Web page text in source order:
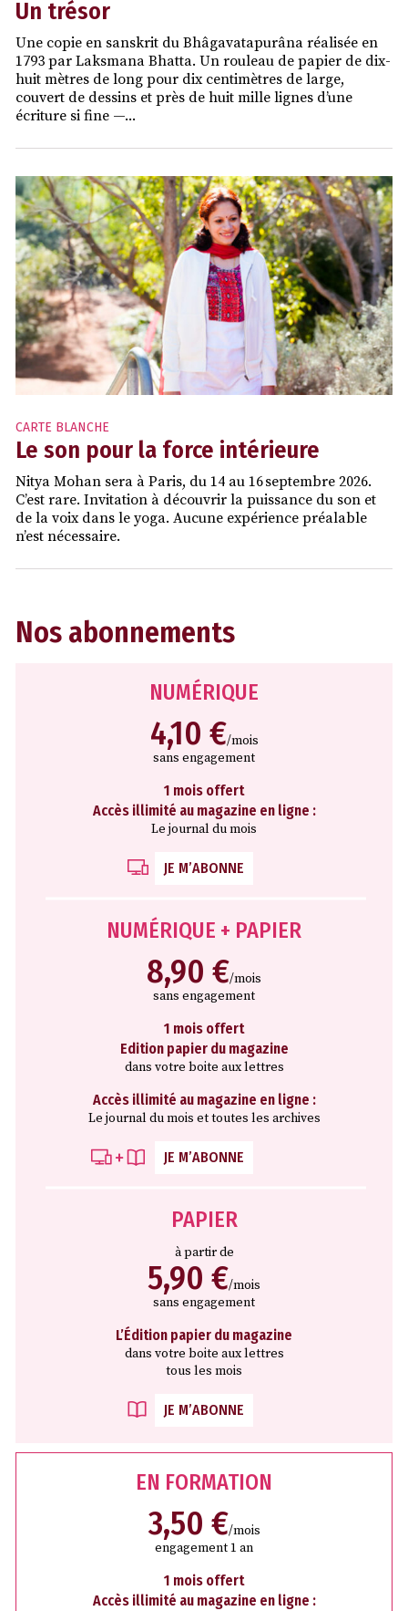
Un trésor
Une copie en sanskrit du Bhâgavatapurâna réalisée en
1793 par Laksmana Bhatta. Un rouleau de papier de dix-
huit mètres de long pour dix centimètres de large,
couvert de dessins et près de huit mille lignes d’une
écriture si fine —...
CARTE BLANCHE
Le son pour la force intérieure
Nitya Mohan sera à Paris, du 14 au 16 septembre 2026.
C’est rare. Invitation à découvrir la puissance du son et
de la voix dans le yoga. Aucune expérience préalable
n’est nécessaire.
Nos abonnements
NUMÉRIQUE
4,10 €/mois
sans engagement
1 mois offert
Accès illimité au magazine en ligne :
Le journal du mois
JE M’ABONNE
NUMÉRIQUE + PAPIER
8,90 €/mois
sans engagement
1 mois offert
Edition papier du magazine
dans votre boite aux lettres
Accès illimité au magazine en ligne :
Le journal du mois et toutes les archives
JE M’ABONNE
PAPIER
à partir de
5,90 €/mois
sans engagement
L’Édition papier du magazine
dans votre boite aux lettres
tous les mois
JE M’ABONNE
EN FORMATION
3,50 €/mois
engagement 1 an
1 mois offert
Accès illimité au magazine en ligne :